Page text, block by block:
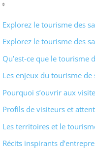
Explorez le tourisme des
Explorez le tourisme des
Qu’est-ce que le tourisme
Les enjeux du tourisme de
Pourquoi s’ouvrir aux
Profils de visiteurs et
Les territoires et le
Récits inspirants